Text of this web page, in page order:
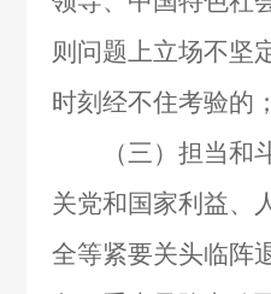
则问题上立场不坚
时刻经不住考验的；
（三）担当和斗
关党和国家利益、
全等紧要关头临阵